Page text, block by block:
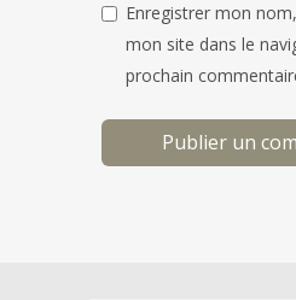
Enregistrer mon
mon site dans le
prochain